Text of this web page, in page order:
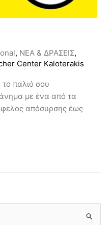
, ΝΕΑ & ΔΡΑΣΕΙΣ,
Center Kaloterakis
το παλιό σου
με ένα από τα
απόσυρσης έως